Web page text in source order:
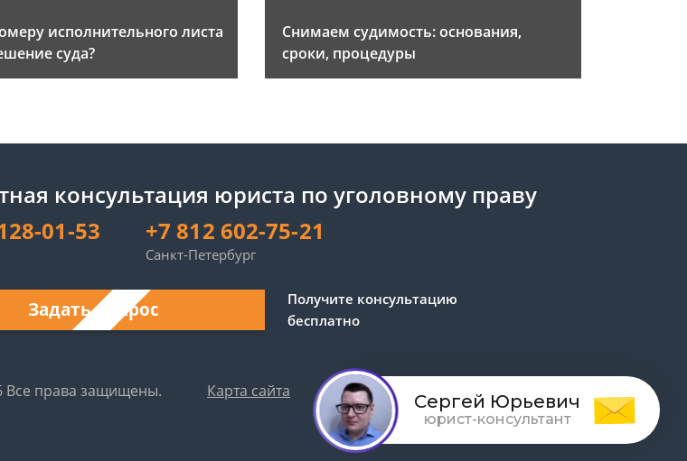
исполнительного листа
суда?
Снимаем судимость: основания,
сроки, процедуры
консультация юриста по уголовному праву
01-53
+7 812 602-75-21
Санкт-Петербург
Задать вопрос
Получите консультацию
бесплатно
Все права защищены. Карта сайта Обработка персональных данных
Сергей Юрьевич
юрист-консультант